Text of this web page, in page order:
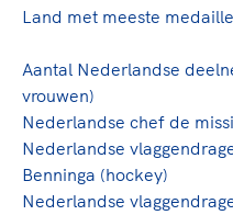
onderdeel van het
Lees verder
Land met meeste
Aantal Nederlandse
vrouwen)
Nederlandse chef de
Nederlandse
Benninga (hockey)
Nederlandse